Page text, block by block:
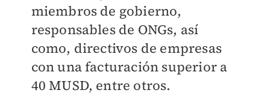
miembros de gobierno,
responsables de ONGs, así
como, directivos de empresas
con una facturación superior a
40 MUSD, entre otros.